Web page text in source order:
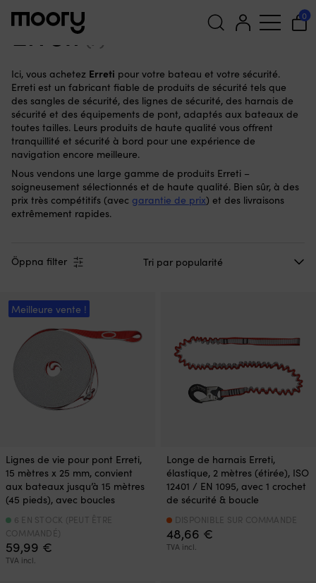
pour :
0
Erreti
Ici, vous achetez Erreti pour votre bateau et votre sécurité.
Erreti est un fabricant fiable de produits de sécurité tels que
des sangles de sécurité, des lignes de sécurité, des harnais de
sécurité et des équipements de pont, adaptés aux bateaux de
toutes tailles. Leurs produits de haute qualité vous offrent
tranquillité et sécurité à bord pour une expérience de
navigation encore meilleure.
Nous vendons une large gamme de produits Erreti –
soigneusement sélectionnés et de haute qualité. Bien sûr, à des
prix très compétitifs (avec garantie de prix) et des livraisons
extrêmement rapides.
Öppna filter
Meilleure vente !
Lignes de vie pour pont Erreti,
15 mètres x 25 mm, convient
aux bateaux jusqu’à 15 mètres
(45 pieds), avec boucles
59,99 €
TVA incl.
6 EN STOCK (PEUT ÊTRE
COMMANDÉ)
Longe de harnais Erreti,
élastique, 2 mètres (étirée), ISO
12401 / EN 1095, avec 1 crochet
de sécurité & boucle
48,66 €
TVA incl.
DISPONIBLE SUR COMMANDE